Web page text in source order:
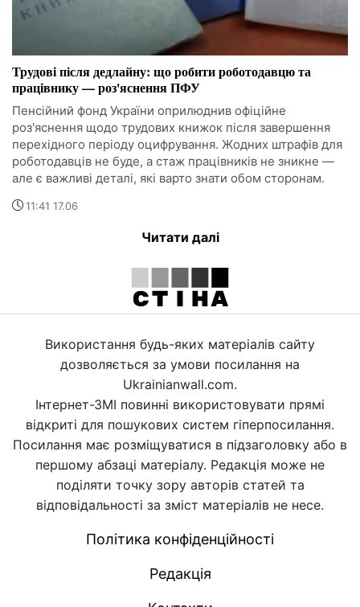
Трудові після дедлайну: що робити роботодавцю та
працівнику — роз'яснення ПФУ
Пенсійний фонд України оприлюднив офіційне
роз'яснення щодо трудових книжок після завершення
перехідного періоду оцифрування. Жодних штрафів для
роботодавців не буде, а стаж працівників не зникне —
але є важливі деталі, які варто знати обом сторонам.
11:41 17.06
Читати далі
Використання будь-яких матеріалів сайту
дозволяється за умови посилання на
Ukrainianwall.com.
Інтернет-ЗМІ повинні використовувати прямі
відкриті для пошукових систем гіперпосилання.
Посилання має розміщуватися в підзаголовку або в
першому абзаці матеріалу. Редакція може не
поділяти точку зору авторів статей та
відповідальності за зміст матеріалів не несе.
Політика конфіденційності
Редакція